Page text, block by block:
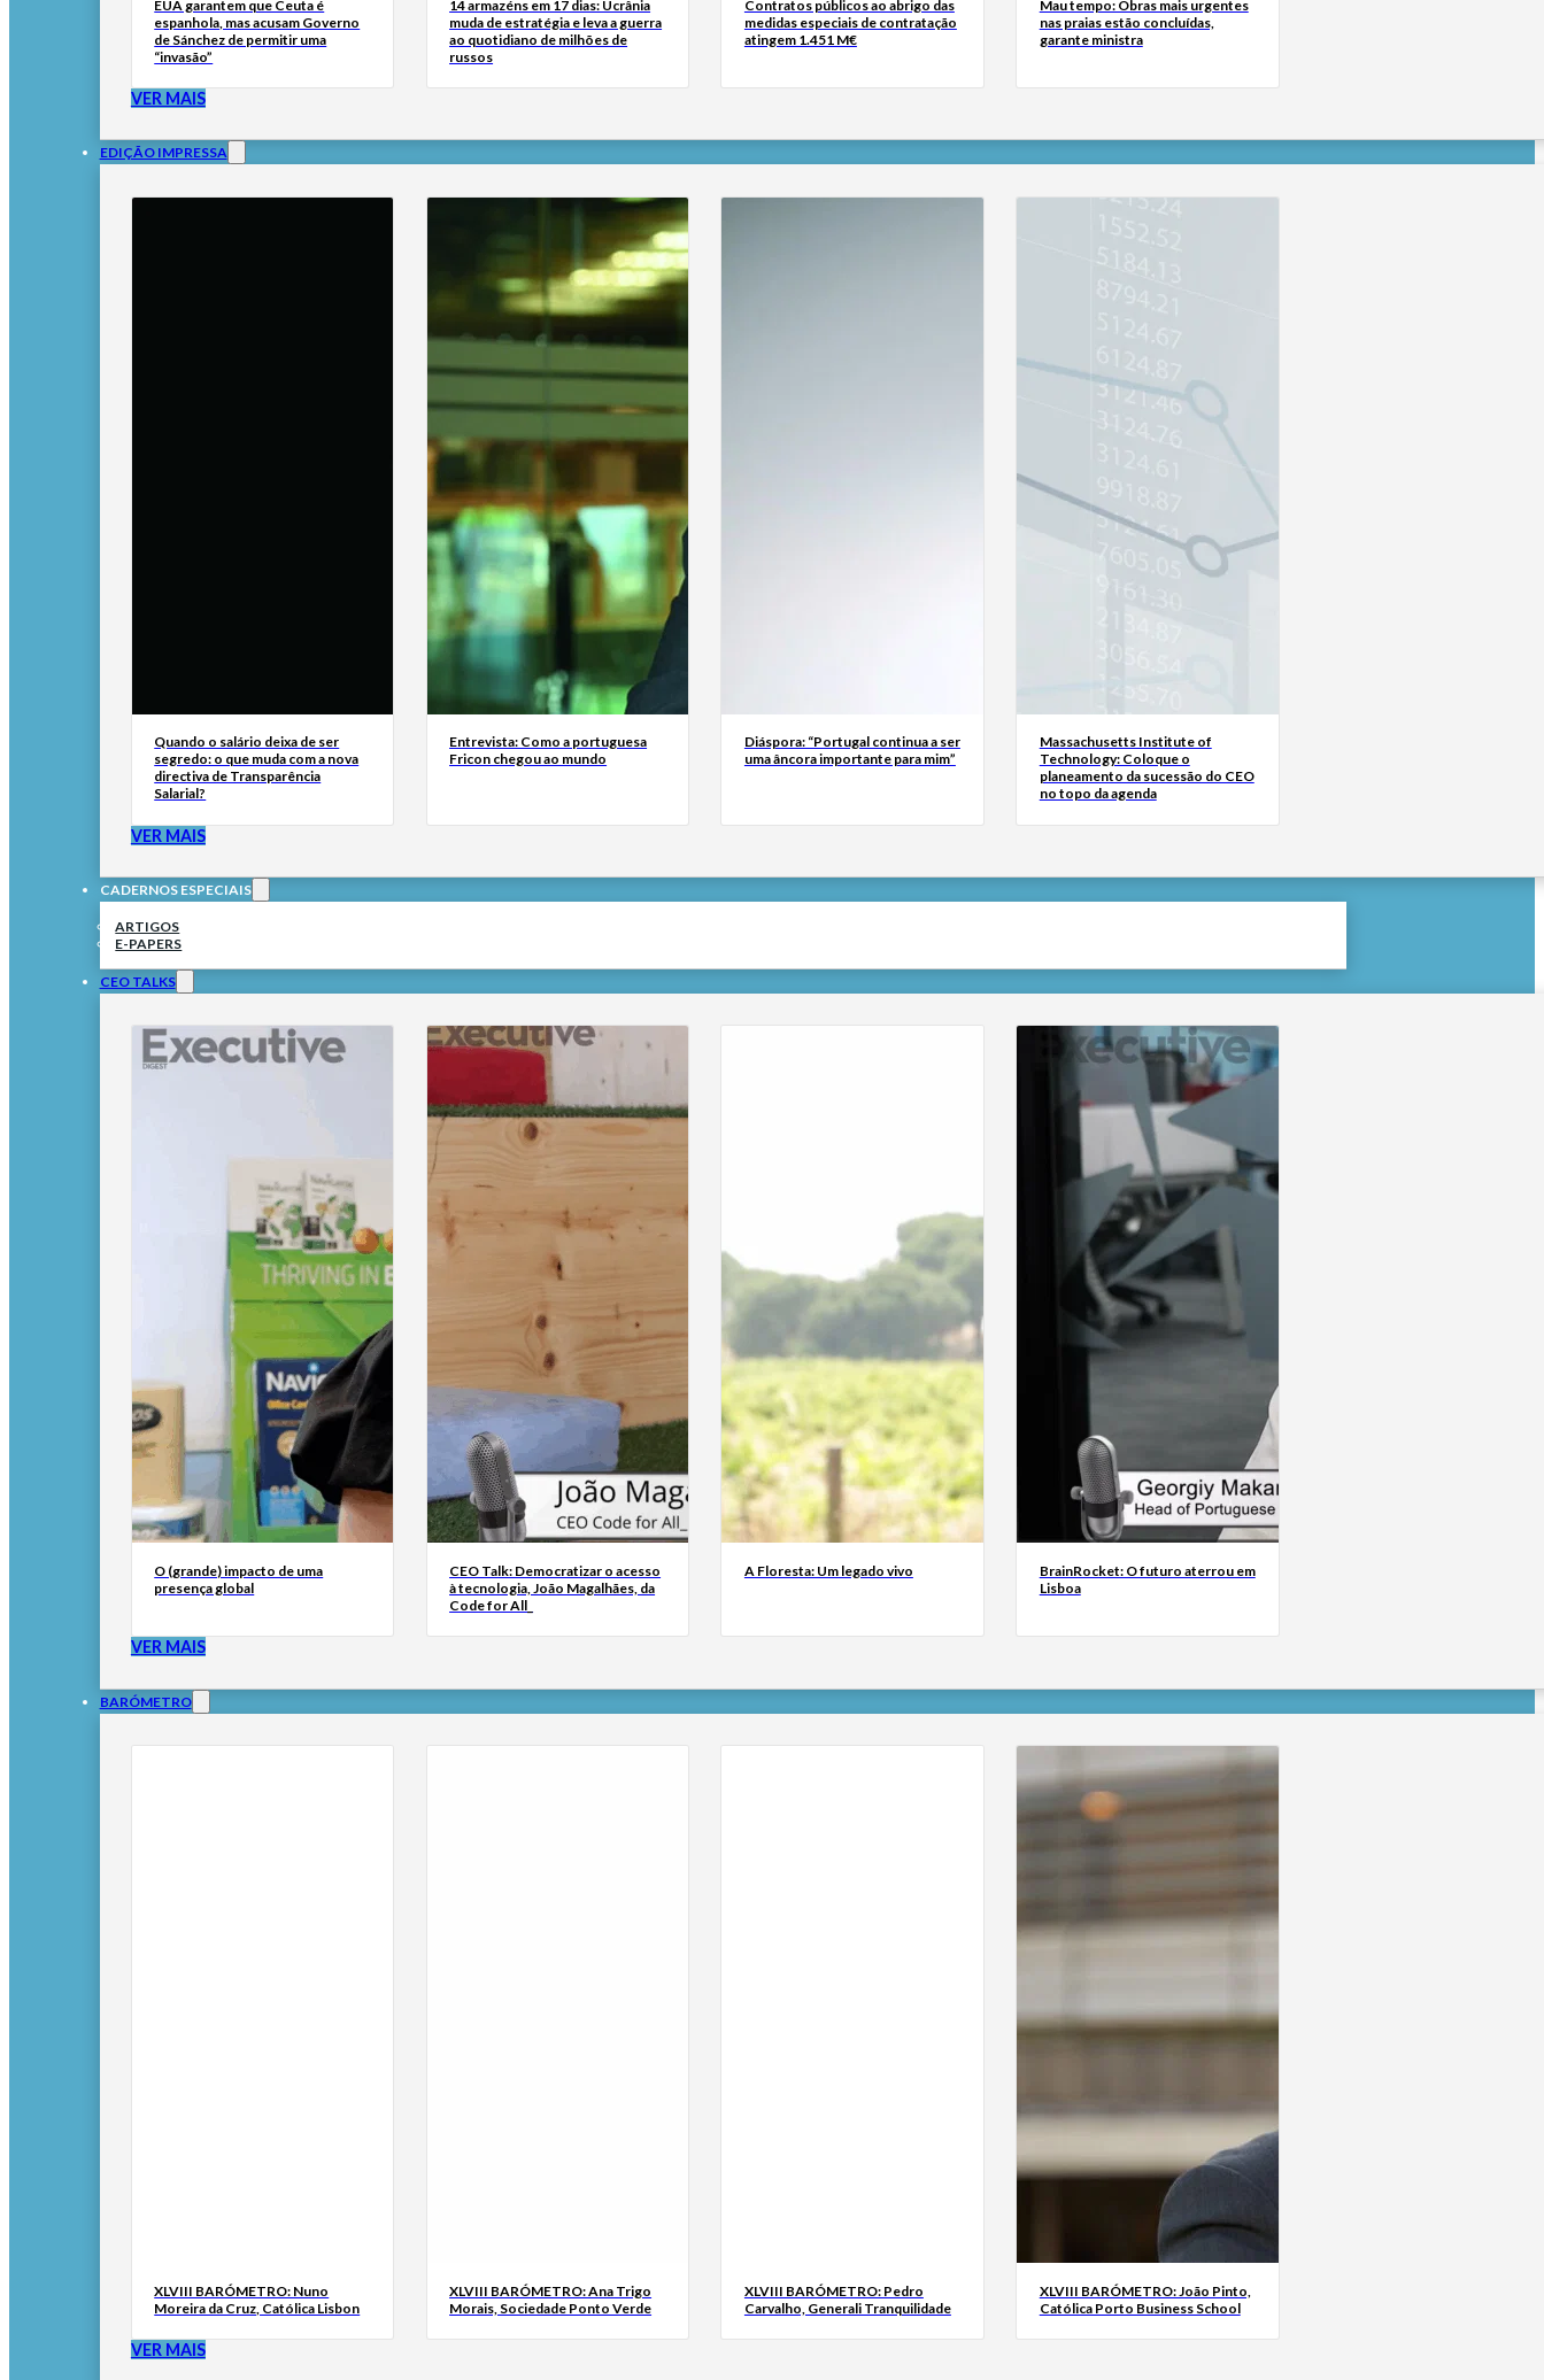
EUA garantem que Ceuta é
espanhola, mas acusam Governo
de Sánchez de permitir uma
“invasão”
14 armazéns em 17 dias: Ucrânia
muda de estratégia e leva a guerra
ao quotidiano de milhões de
russos
Contratos públicos ao abrigo das
medidas especiais de contratação
atingem 1.451 M€
Mau tempo: Obras mais urgentes
nas praias estão concluídas,
garante ministra
VER MAIS
EDIÇÃO IMPRESSA
Quando o salário deixa de ser
segredo: o que muda com a nova
directiva de Transparência
Salarial?
Entrevista: Como a portuguesa
Fricon chegou ao mundo
Diáspora: “Portugal continua a ser
uma âncora importante para mim”
Massachusetts Institute of
Technology: Coloque o
planeamento da sucessão do CEO
no topo da agenda
VER MAIS
CADERNOS ESPECIAIS
ARTIGOS
E-PAPERS
CEO TALKS
O (grande) impacto de uma
presença global
CEO Talk: Democratizar o acesso
à tecnologia, João Magalhães, da
Code for All_
A Floresta: Um legado vivo
BrainRocket: O futuro aterrou em
Lisboa
VER MAIS
BARÓMETRO
XLVIII BARÓMETRO: Nuno
Moreira da Cruz, Católica Lisbon
XLVIII BARÓMETRO: Ana Trigo
Morais, Sociedade Ponto Verde
XLVIII BARÓMETRO: Pedro
Carvalho, Generali Tranquilidade
XLVIII BARÓMETRO: João Pinto,
Católica Porto Business School
VER MAIS